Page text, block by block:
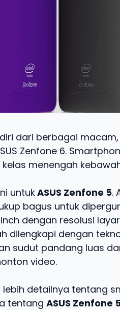
dari berbagai macam,
Zenfone 6.
menengah
untukASUS Zenfone 5.
bagus untuk
dengan resolusi
dilengkapi dengan
sudut pandang luas
video.
lebih detailnya tentang
tentang ASUS Zenfone